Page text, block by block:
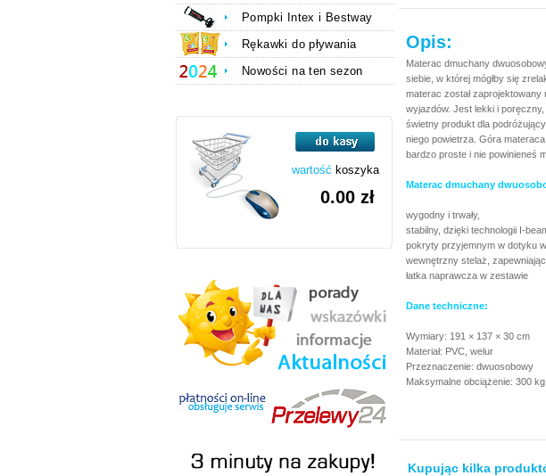
Opis:
Materac dmuchany
siebie, w której mógłby się
materac został
wyjazdów. Jest lekki i
świetny produkt dla
niego powietrza. Góra
bardzo proste i nie powinieneś
Materac dmuchany
wygodny i trwały,
stabilny, dzięki technologii I-
pokryty przyjemnym w dotyku
wewnętrzny stelaż,
łatka naprawcza w zestawie
Dane techniczne:
Wymiary: 191 × 137 × 30 cm
Materiał: PVC, welur
Przeznaczenie: dwuosobowy
Maksymalne obciążenie: 300 kg
Kupując kilka
Pompki Intex i Bestway
Rękawki do pływania
Nowości na ten sezon
wartość koszyka
0.00 zł